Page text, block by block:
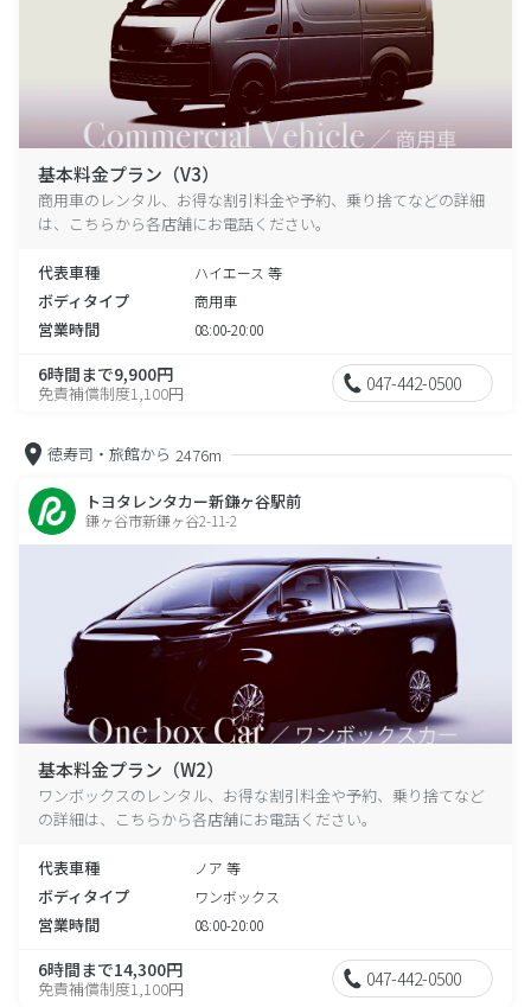
基本料金プラン（V3）
商用車のレンタル、お得な割引料金や予約、乗り捨てなどの詳細
は、こちらから各店舗にお電話ください。
代表車種 ハイエース 等
ボディタイプ 商用車
営業時間 08:00-20:00
6時間まで9,900円
免責補償制度1,100円 047-442-0500
徳寿司・旅館から 2476m
トヨタレンタカー新鎌ヶ谷駅前
鎌ヶ谷市新鎌ヶ谷2-11-2
基本料金プラン（W2）
ワンボックスのレンタル、お得な割引料金や予約、乗り捨てなど
の詳細は、こちらから各店舗にお電話ください。
代表車種 ノア 等
ボディタイプ ワンボックス
営業時間 08:00-20:00
6時間まで14,300円
免責補償制度1,100円 047-442-0500